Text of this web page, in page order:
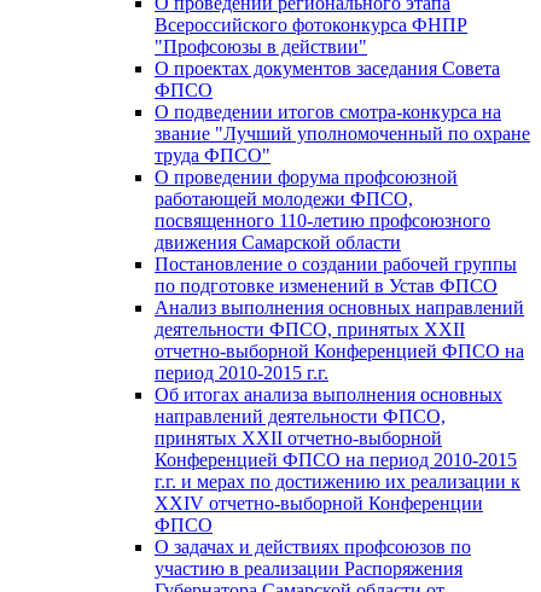
Всероссийского фотоконкурса ФНПР
"Профсоюзы в действии"
О проектах документов заседания Совета
ФПСО
О подведении итогов смотра-конкурса на
звание "Лучший уполномоченный по охране
труда ФПСО"
О проведении форума профсоюзной
работающей молодежи ФПСО,
посвященного 110-летию профсоюзного
движения Самарской области
Постановление о создании рабочей группы
по подготовке изменений в Устав ФПСО
Анализ выполнения основных направлений
деятельности ФПСО, принятых XXII
отчетно-выборной Конференцией ФПСО на
период 2010-2015 г.г.
Об итогах анализа выполнения основных
направлений деятельности ФПСО,
принятых XXII отчетно-выборной
Конференцией ФПСО на период 2010-2015
г.г. и мерах по достижению их реализации к
XXIV отчетно-выборной Конференции
ФПСО
О задачах и действиях профсоюзов по
участию в реализации Распоряжения